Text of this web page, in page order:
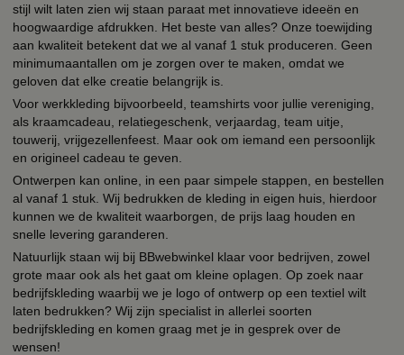
stijl wilt laten zien wij staan paraat met innovatieve ideeën en
hoogwaardige afdrukken. Het beste van alles? Onze toewijding
aan kwaliteit betekent dat we al vanaf 1 stuk produceren. Geen
minimumaantallen om je zorgen over te maken, omdat we
geloven dat elke creatie belangrijk is.
Voor werkkleding bijvoorbeeld, teamshirts voor jullie vereniging,
als kraamcadeau, relatiegeschenk, verjaardag, team uitje,
touwerij, vrijgezellenfeest. Maar ook om iemand een persoonlijk
en origineel cadeau te geven.
Ontwerpen kan online, in een paar simpele stappen, en bestellen
al vanaf 1 stuk. Wij bedrukken de kleding in eigen huis, hierdoor
kunnen we de kwaliteit waarborgen, de prijs laag houden en
snelle levering garanderen.
Natuurlijk staan wij bij BBwebwinkel klaar voor bedrijven, zowel
grote maar ook als het gaat om kleine oplagen. Op zoek naar
bedrijfskleding waarbij we je logo of ontwerp op een textiel wilt
laten bedrukken? Wij zijn specialist in allerlei soorten
bedrijfskleding en komen graag met je in gesprek over de
wensen!